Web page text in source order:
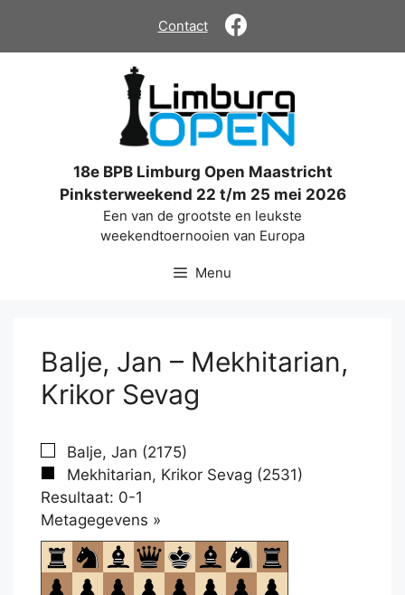
de
Contact
18e BPB Limburg Open Maastricht
Pinksterweekend 22 t/m 25 mei 2026
Een van de grootste en leukste
weekendtoernooien van Europa
Menu
Balje, Jan – Mekhitarian,
Krikor Sevag
Balje, Jan (2175)
Mekhitarian, Krikor Sevag (2531)
Resultaat: 0-1
Metagegevens »
om
te
openen.